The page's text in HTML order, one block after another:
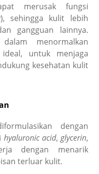
merusak fungsi
), sehingga kulit lebih
gangguan lainnya.
menormalkan
untuk menjaga
kesehatan kulit
dengan
hyaluronic acid, glycerin,
dengan menarik
terluar kulit.